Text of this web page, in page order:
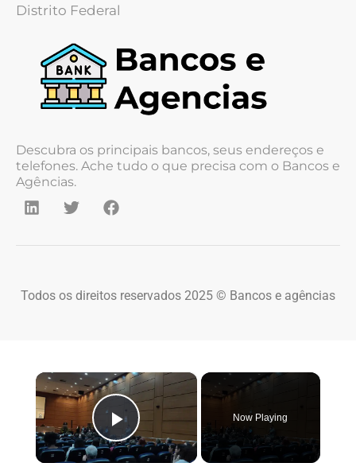
Distrito Federal
Descubra os principais bancos, seus endereços e
telefones. Ache tudo o que precisa com o Bancos e
Agências.
Todos os direitos reservados 2025 © Bancos e agências
×
Play Video
Now Playing